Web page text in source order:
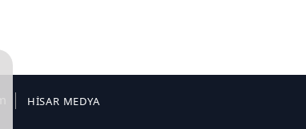
HİSAR MEDYA